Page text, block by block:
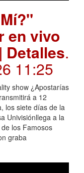
en vivo
Detalles.
11:25
show ¿Apostarías
a 12
los siete días de la
Univisiónllega a la
los Famosos
graba